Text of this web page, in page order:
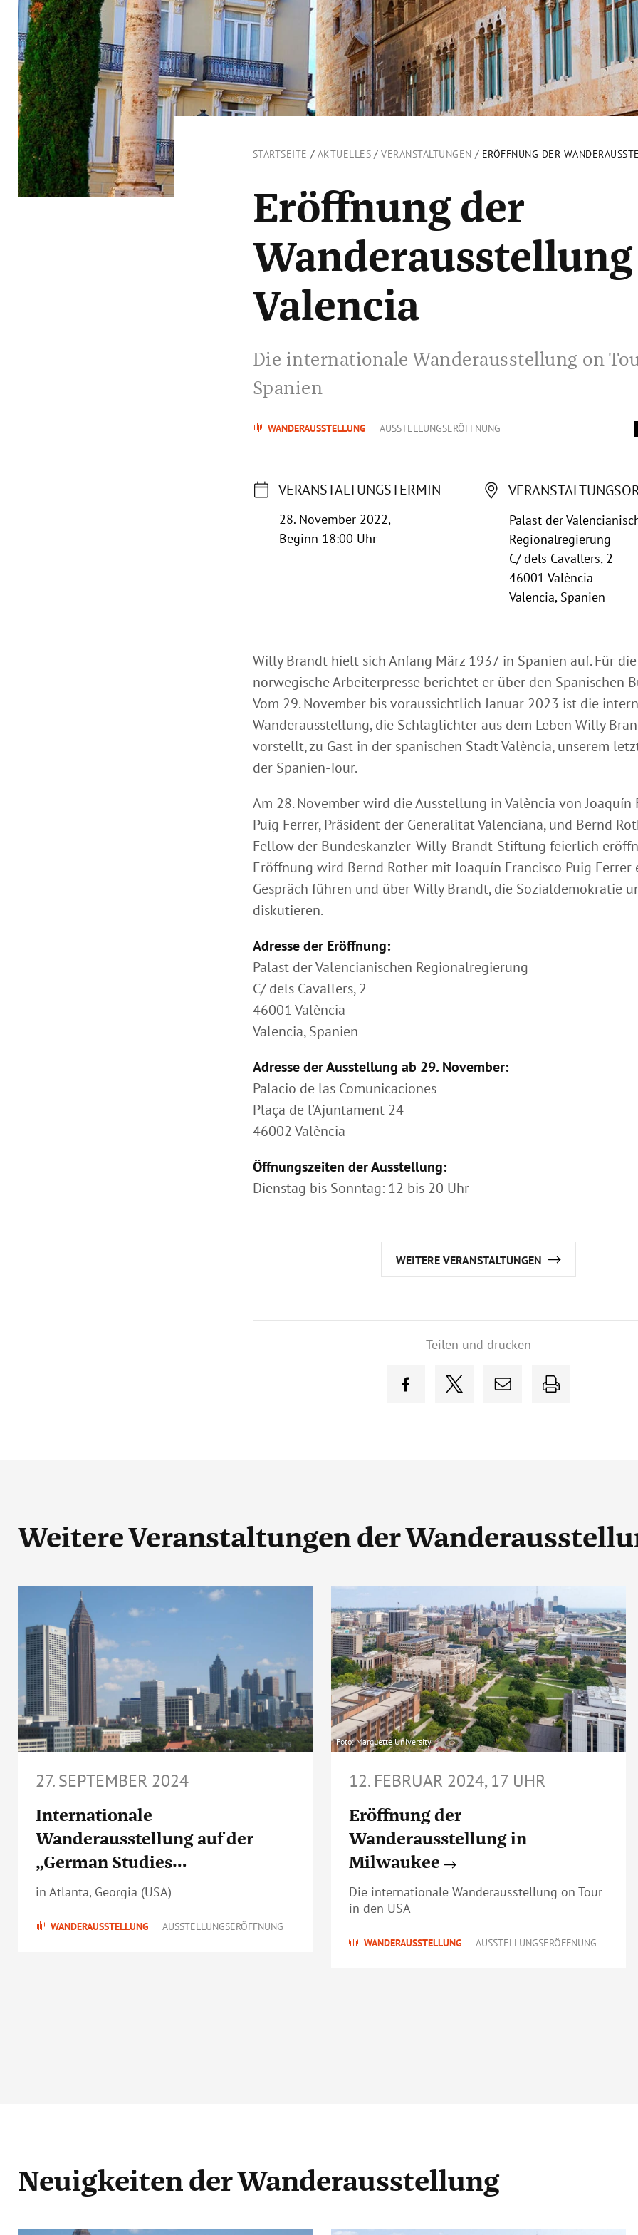
STARTSEITE / AKTUELLES / VERANSTALTUNGEN / ERÖFFNUNG DER
Eröffnung der
Valencia
Die internationale Wanderausstellung on
Spanien
WANDERAUSSTELLUNG AUSSTELLUNGSERÖFFNUNG
VERANSTALTUNGSTERMIN
28. November 2022,
Beginn 18:00 Uhr
Palast der
Regionalregierung
C/ dels Cavallers, 2
46001 València
Valencia, Spanien
Willy Brandt hielt sich Anfang März 1937 in Spanien auf. Für die
norwegische Arbeiterpresse berichtet er über den Spanischen
Vom 29. November bis voraussichtlich Januar 2023 ist die
Wanderausstellung, die Schlaglichter aus dem Leben Willy
vorstellt, zu Gast in der spanischen Stadt València, unserem
der Spanien-Tour.
Am 28. November wird die Ausstellung in València von Joaquín
Puig Ferrer, Präsident der Generalitat Valenciana, und Bernd
Fellow der Bundeskanzler-Willy-Brandt-Stiftung feierlich
Eröffnung wird Bernd Rother mit Joaquín Francisco Puig Ferrer
Gespräch führen und über Willy Brandt, die Sozialdemokratie
diskutieren.
Adresse der Eröffnung:
Palast der Valencianischen Regionalregierung
C/ dels Cavallers, 2
46001 València
Valencia, Spanien
Adresse der Ausstellung ab 29. November:
Palacio de las Comunicaciones
Plaça de l’Ajuntament 24
46002 València
Öffnungszeiten der Ausstellung:
Dienstag bis Sonntag: 12 bis 20 Uhr
WEITERE VERANSTALTUNGEN
Teilen und drucken
Weitere Veranstaltungender
27. SEPTEMBER 2024
Internationale
Wanderausstellung auf der
„German Studies
Association“-Konferenz 2024
in Atlanta, Georgia (USA)
WANDERAUSSTELLUNG AUSSTELLUNGSERÖFFNUNG
Foto: Marquette University
12. FEBRUAR 2024, 17 UHR
Eröffnung der
Wanderausstellung in
Milwaukee
Die internationale Wanderausstellung on Tour
in den USA
WANDERAUSSTELLUNG AUSSTELLUNGSERÖFFNUNG
Neuigkeitender Wanderausstellung